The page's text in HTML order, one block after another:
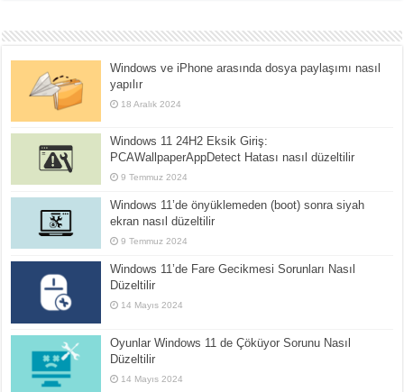
Windows ve iPhone arasında dosya paylaşımı nasıl
yapılır
18 Aralık 2024
Windows 11 24H2 Eksik Giriş:
PCAWallpaperAppDetect Hatası nasıl düzeltilir
9 Temmuz 2024
Windows 11’de önyüklemeden (boot) sonra siyah
ekran nasıl düzeltilir
9 Temmuz 2024
Windows 11’de Fare Gecikmesi Sorunları Nasıl
Düzeltilir
14 Mayıs 2024
Oyunlar Windows 11 de Çöküyor Sorunu Nasıl
Düzeltilir
14 Mayıs 2024